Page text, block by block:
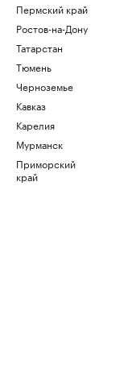
Пермский край
Ростов-на-Дону
Татарстан
Тюмень
Черноземье
Кавказ
Карелия
Мурманск
Приморский
край